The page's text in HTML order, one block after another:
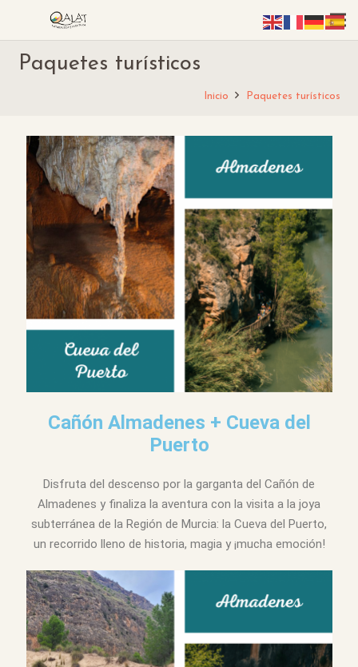
Paquetes turísticos
Inicio Paquetes turísticos
Cañón Almadenes + Cueva del
Puerto
Disfruta del descenso por la garganta del Cañón de
Almadenes y finaliza la aventura con la visita a la joya
subterránea de la Región de Murcia: la Cueva del Puerto,
un recorrido lleno de historia, magia y ¡mucha emoción!